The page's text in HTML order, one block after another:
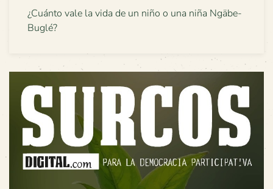
¿Cuánto vale la vida de un niño o una niña Ngäbe-
Buglé?